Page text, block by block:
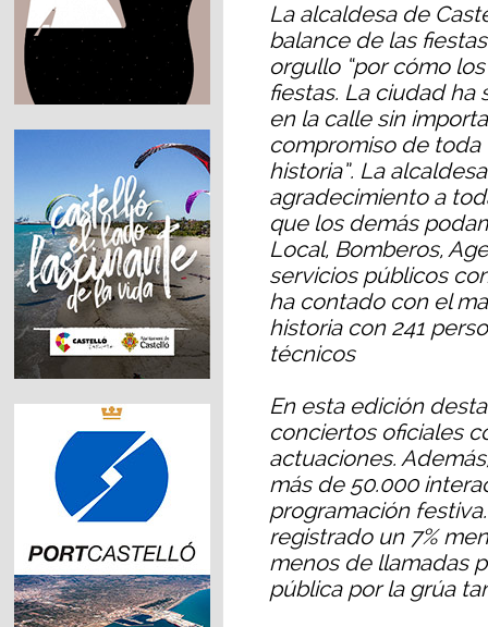
La alcaldesa de
balance de las
orgullo “por cómo
fiestas. La ciudad ha
en la calle sin
compromiso de toda
historia”. La
agradecimiento a
que los demás
Local, Bomberos,
servicios públicos
ha contado con el
historia con 241
técnicos
En esta edición
conciertos oficiales
actuaciones.
más de 50.000
programación
registrado un 7%
menos de llamadas
pública por la grúa